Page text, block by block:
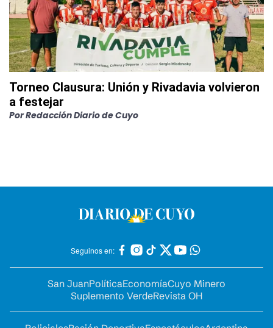
Torneo Clausura: Unión y Rivadavia volvieron
a festejar
PorRedacción Diario de Cuyo
Seguinos en:
San JuanPolíticaEconomíaCuyo Minero
Suplemento VerdeRevista OH